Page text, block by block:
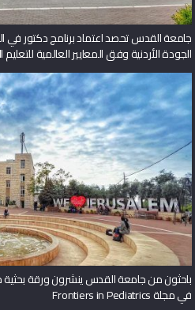
جامعة القدس تحصد اعتماد برنامج دكتور
الجودة الأردنية وفق المعايير العالمية
باحثون من جامعة القدس ينشرون ورقة بحثية
في مجلة Frontiers in Pediatrics